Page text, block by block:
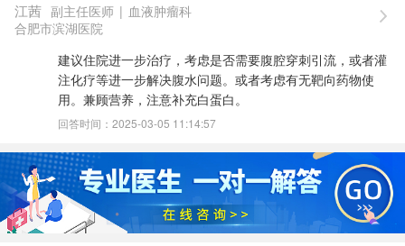
江茜 副主任医师 | 血液肿瘤科
合肥市滨湖医院
建议住院进一步治疗，考虑是否需要腹腔穿刺引流，或者灌
注化疗等进一步解决腹水问题。或者考虑有无靶向药物使
用。兼顾营养，注意补充白蛋白。
回答时间：2025-03-05 11:14:57